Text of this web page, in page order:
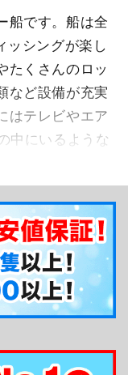
船です。船は全
ッシングが楽し
たくさんのロッ
など設備が充実
はテレビやエア
中にいるような
して特筆すべき
ーリングジャイ
横揺れが大幅に
めていた方でさ
対に船酔いしな
出船してサポー
ーフィッシング